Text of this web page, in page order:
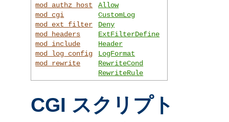
mod_authz_host
mod_cgi
mod_ext_filter
mod_headers
mod_include
mod_log_config
mod_rewrite
Allow
CustomLog
Deny
ExtFilterDefine
Header
LogFormat
RewriteCond
RewriteRule
CGI スクリプト